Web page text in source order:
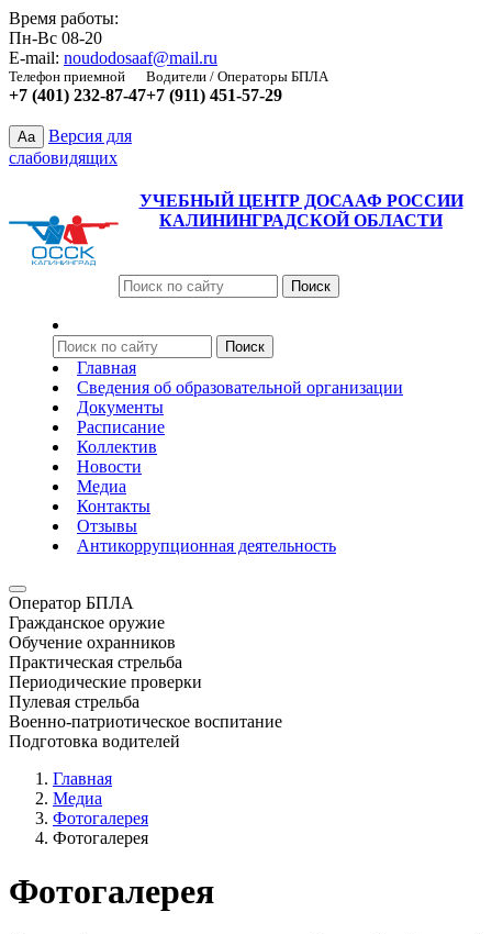
Время работы:
Пн-Вс 08-20
E-mail: noudodosaaf@mail.ru
Телефон приемной
+7 (401) 232-87-47
Водители / Операторы БПЛА
+7 (911) 451-57-29
Aa
Версия для
слабовидящих
УЧЕБНЫЙ ЦЕНТР ДОСААФ РОССИИ
КАЛИНИНГРАДСКОЙ ОБЛАСТИ
Главная
Сведения об образовательной организации
Документы
Расписание
Коллектив
Новости
Медиа
Контакты
Отзывы
Антикоррупционная деятельность
Оператор БПЛА
Гражданское оружие
Обучение охранников
Практическая стрельба
Периодические проверки
Пулевая стрельба
Военно-патриотическое воспитание
Подготовка водителей
Главная
Медиа
Фотогалерея
Фотогалерея
Фотогалерея